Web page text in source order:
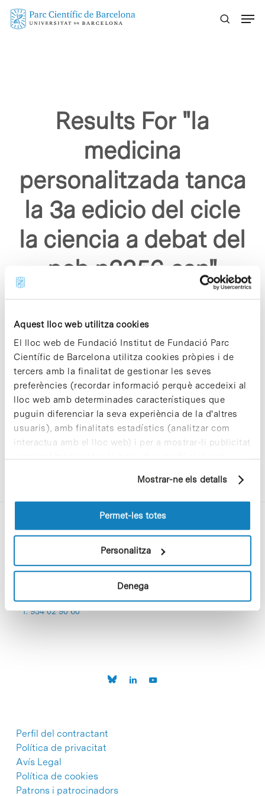
Aquest lloc web utilitza cookies
El lloc web de Fundació Institut de Fundació Parc
Científic de Barcelona utilitza cookies pròpies i de
tercers amb la finalitat de gestionar les seves
preferències (recordar informació perquè accedeixi al
lloc web amb determinades característiques que
puguin diferenciar la seva experiència de la d'altres
usuaris), amb finalitats estadístics (analitzar com
interactua amb el lloc web) i per a mostrar-li publicitat
personalitzada sobre la base d'un perfil elaborat a
pàgines visitades). Per a obtenir més informació sobre
les cookies pot consultar laPolítica de cookiesdel
Mostrar-ne els detalls
Permet-les totes
Personalitza
Denega
Skip
Results For "la
medicina
personalitzada tanca
la 3a edicio del cicle
la ciencia a debat del
pcb p2256 asp"
Sorry, no results were found.
Please try again with different keywords.
C/Baldiri Reixac, 4-12 i 15
08028 Barcelona
T. 934 02 90 60
Perfil del contractant
Política de privacitat
Avís Legal
Política de cookies
Patrons i patrocinadors